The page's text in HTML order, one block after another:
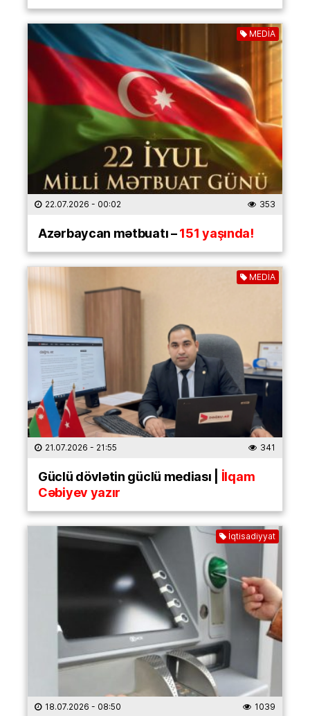
MEDİA
22.07.2026 - 00:02 353
Azərbaycan mətbuatı –151 yaşında!
MEDİA
21.07.2026 - 21:55 341
Güclü dövlətin güclü mediası | İlqam
Cəbiyev yazır
İqtisadiyyat
18.07.2026 - 08:50 1039